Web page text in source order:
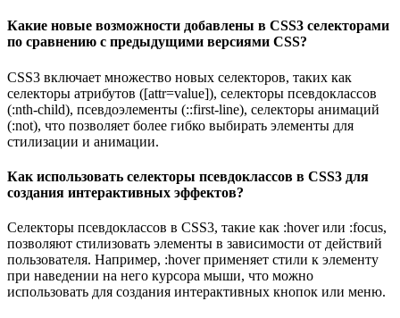
Какие новые возможности добавлены в CSS3 селекторами
по сравнению с предыдущими версиями CSS?
CSS3 включает множество новых селекторов, таких как
селекторы атрибутов ([attr=value]), селекторы псевдоклассов
(:nth-child), псевдоэлементы (::first-line), селекторы анимаций
(:not), что позволяет более гибко выбирать элементы для
стилизации и анимации.
Как использовать селекторы псевдоклассов в CSS3 для
создания интерактивных эффектов?
Селекторы псевдоклассов в CSS3, такие как :hover или :focus,
позволяют стилизовать элементы в зависимости от действий
пользователя. Например, :hover применяет стили к элементу
при наведении на него курсора мыши, что можно
использовать для создания интерактивных кнопок или меню.